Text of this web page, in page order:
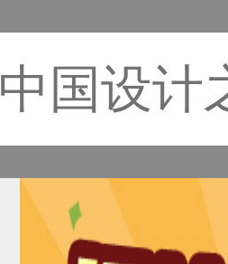
中国设计